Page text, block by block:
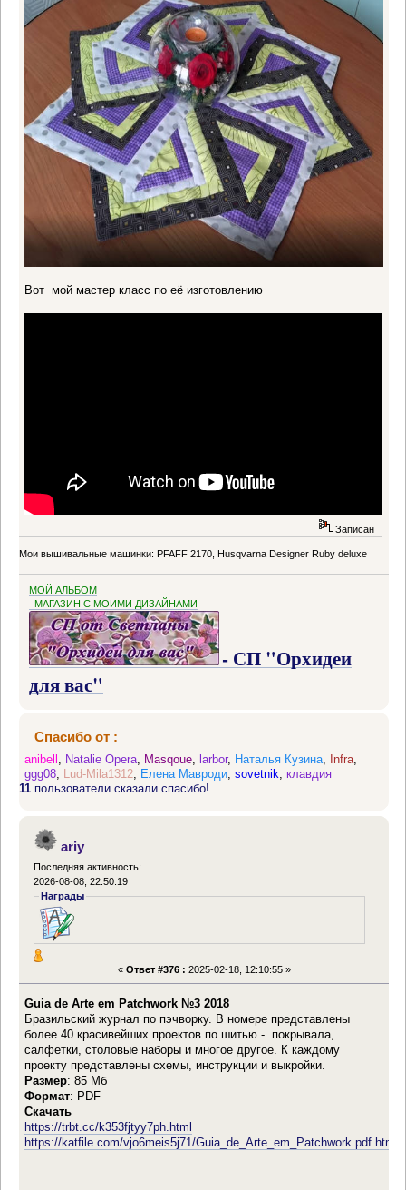
Вот мой мастер класс по её изготовлению
Записан
Мои вышивальные машинки: PFAFF 2170, Husqvarna Designer Ruby deluxe
МОЙ АЛЬБОМ
МАГАЗИН С МОИМИ ДИЗАЙНАМИ
- СП "Орхидеи
для вас"
Спасибо от :
anibell Natalie Opera Masqoue ,larbor, Наталья Кузина Infra
ggg08 Lud-Mila1312 Елена Мавроди ,sovetnik ,клавдия
11 пользователи сказали спасибо!
ariy
Последняя активность:
2026-08-08, 22:50:19
Награды
« Ответ #376 : 2025-02-18, 12:10:55 »
Guia de Arte em Patchwork №3 2018
Бразильский журнал по пэчворку. В номере представлены
более 40 красивейших проектов по шитью - покрывала,
салфетки, столовые наборы и многое другое. К каждому
проекту представлены схемы, инструкции и выкройки.
Размер: 85 Мб
Формат: PDF
Скачать
https://trbt.cc/k353fjtyy7ph.html
https://katfile.com/vjo6meis5j71/Guia_de_Arte_em_Patchwork.pdf.html